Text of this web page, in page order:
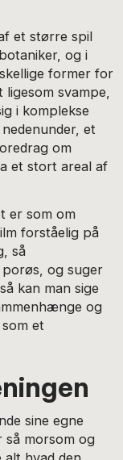
et større spil
og i
former for
svampe,
i komplekse
et
om
et stort areal af
er som om
forståelig på
så
og suger
kan man sige
og
et
sine egne
så morsom og